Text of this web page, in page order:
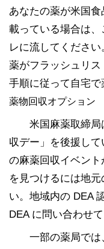
あなたの薬が米国
載っている場合は
レに流してください
薬がフラッシュリ
手順に従って自宅で
薬物回収オプション
米国麻薬取締局
収デー」を後援し
の麻薬回収イベン
を見つけるには地
い。地域内の DEA
DEA に問い合わせて
一部の薬局では